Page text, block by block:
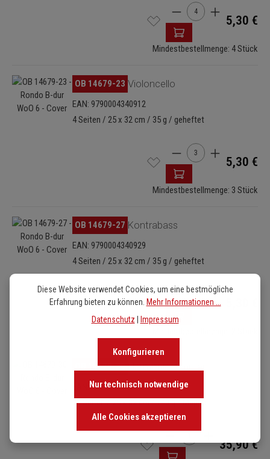
Produkt Anzahl: Gib
5,30 €
Mindestbestellmenge: 4 Stück
Bildergalerie überspringenOB 14679-23 Violoncello
EAN: 9790004340912
4 Seiten / 25 x 32 cm / 35 g / geheftet
Produkt Anzahl: Gib
5,30 €
Mindestbestellmenge: 3 Stück
Bildergalerie überspringenOB 14679-27 Kontrabass
EAN: 9790004340929
4 Seiten / 25 x 32 cm / 35 g / geheftet
Produkt Anzahl: Gib
Bildergalerie überspringenOB 14679-30 Harmoniestimmen
EAN: 9790004340936
28 Seiten / 25 x 32 cm / 140 g / Mappe
Produkt Anzahl: Gib den
35,90 €
Diese Website verwendet Cookies, um eine bestmögliche
Erfahrung bieten zu können. Mehr Informationen ...
Datenschutz
Impressum
Nur technisch notwendige
Konfigurieren
Alle Cookies akzeptieren